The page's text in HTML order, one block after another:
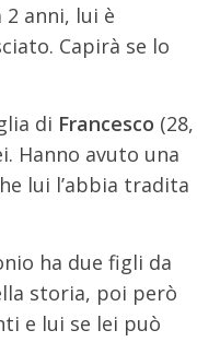
anni, lui è
Capirà se lo
di Francesco (28,
Hanno avuto una
lui l’abbia tradita
ha due figli da
storia, poi però
e lui se lei può